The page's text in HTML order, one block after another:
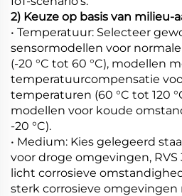
2) Keuze op basis van milieu-
• Temperatuur: Selecteer
sensormodellen voor
(-20 °C tot 60 °C), modellen
temperatuurcompensatie
temperaturen (60 °C tot 120
modellen voor koude
-20 °C).
• Medium: Kies gelegeerd
voor droge omgevingen,
licht corrosieve
sterk corrosieve omgevingen